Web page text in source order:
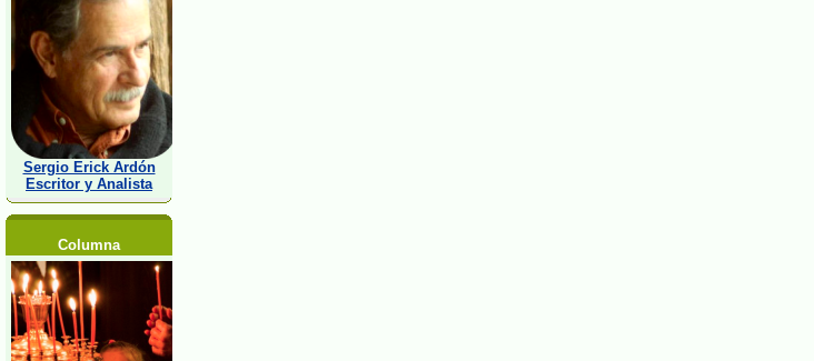
Sergio Erick Ardón
Escritor y Analista
Columna